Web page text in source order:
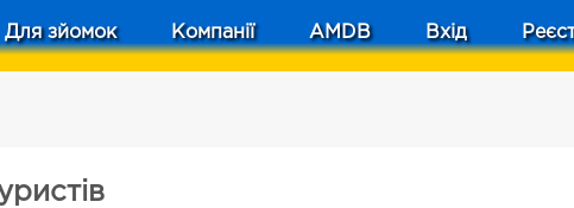
Для зйомок Компанії AMDB Вхід